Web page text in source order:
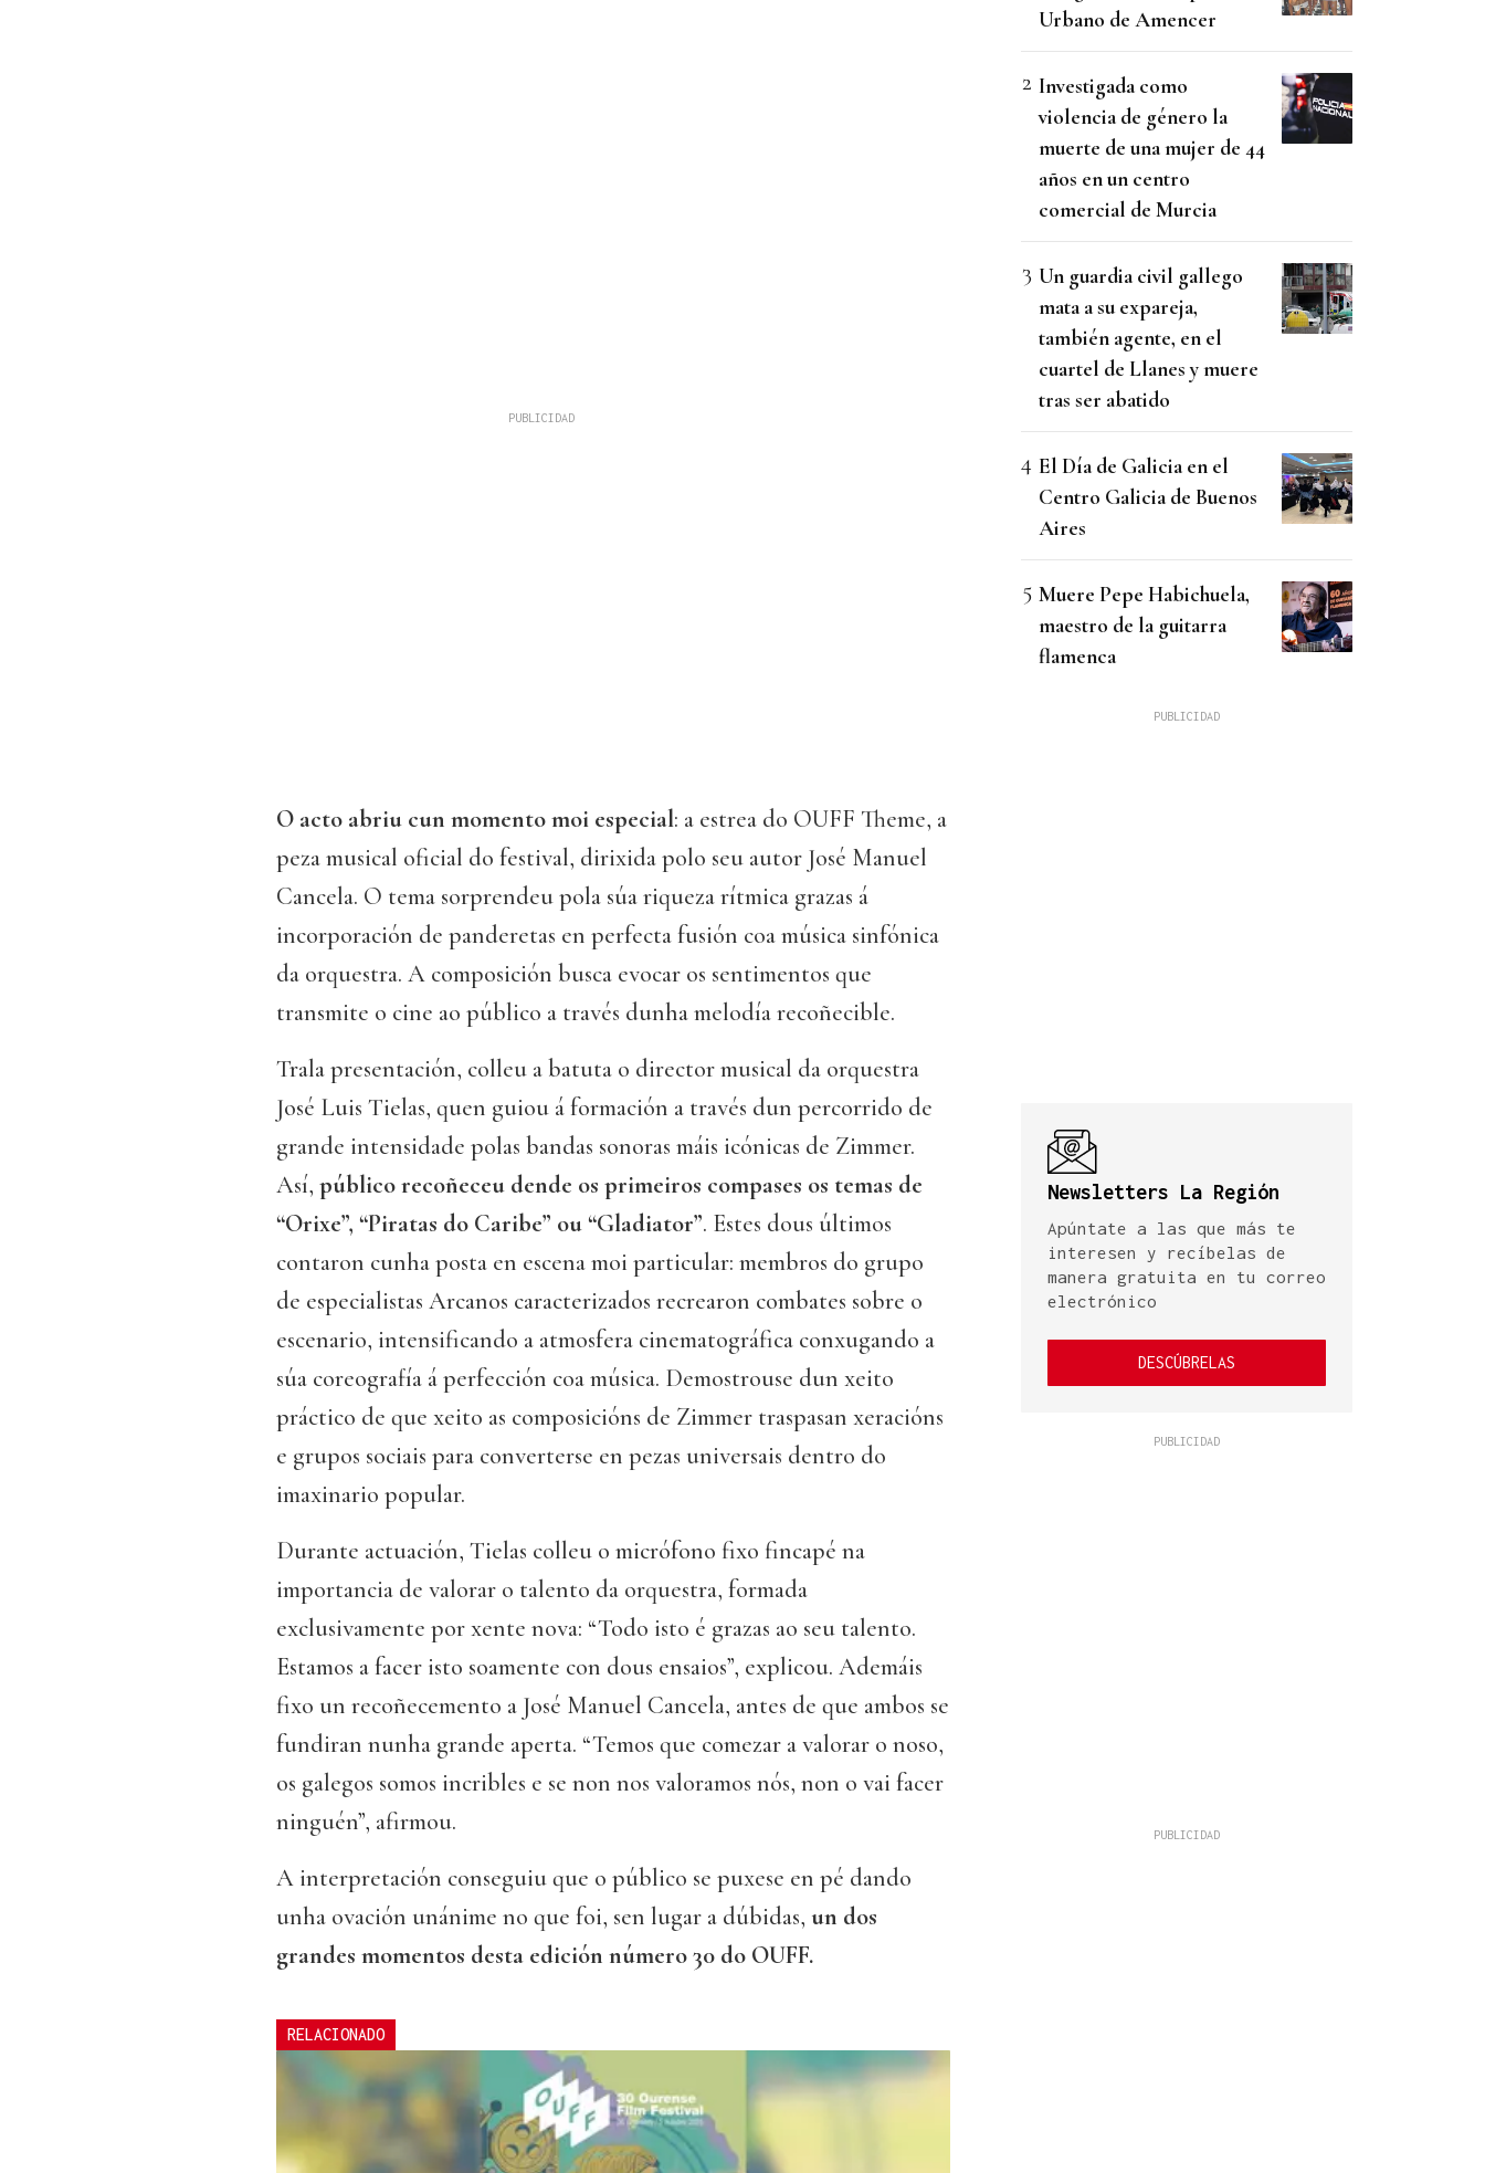
O acto abriu cun momento moi especial: a estrea do OUFF Theme, a
peza musical oficial do festival, dirixida polo seu autor José Manuel
Cancela. O tema sorprendeu pola súa riqueza rítmica grazas á
incorporación de panderetas en perfecta fusión coa música sinfónica
da orquestra. A composición busca evocar os sentimentos que
transmite o cine ao público a través dunha melodía recoñecible.
Trala presentación, colleu a batuta o director musical da orquestra
José Luis Tielas, quen guiou á formación a través dun percorrido de
grande intensidade polas bandas sonoras máis icónicas de Zimmer.
Así, público recoñeceu dende os primeiros compases os temas de
“Orixe”, “Piratas do Caribe” ou “Gladiator”. Estes dous últimos
contaron cunha posta en escena moi particular: membros do grupo
de especialistas Arcanos caracterizados recrearon combates sobre o
escenario, intensificando a atmosfera cinematográfica conxugando a
súa coreografía á perfección coa música. Demostrouse dun xeito
práctico de que xeito as composicións de Zimmer traspasan xeracións
e grupos sociais para converterse en pezas universais dentro do
imaxinario popular.
Durante actuación, Tielas colleu o micrófono fixo fincapé na
importancia de valorar o talento da orquestra, formada
exclusivamente por xente nova: “Todo isto é grazas ao seu talento.
Estamos a facer isto soamente con dous ensaios”, explicou. Ademáis
fixo un recoñecemento a José Manuel Cancela, antes de que ambos se
fundiran nunha grande aperta. “Temos que comezar a valorar o noso,
os galegos somos incribles e se non nos valoramos nós, non o vai facer
ninguén”, afirmou.
A interpretación conseguiu que o público se puxese en pé dando
unha ovación unánime no que foi, sen lugar a dúbidas, un dos
grandes momentos desta edición número 30 do OUFF.
RELACIONADO
Urbano de Amencer
Investigada como
violencia de género la
muerte de una mujer de 44
años en un centro
comercial de Murcia
Un guardia civil gallego
mata a su expareja,
también agente, en el
cuartel de Llanes y muere
tras ser abatido
El Día de Galicia en el
Centro Galicia de Buenos
Aires
Muere Pepe Habichuela,
maestro de la guitarra
flamenca
Newsletters La Región
Apúntate a las que más te
interesen y recíbelas de
manera gratuita en tu correo
electrónico
DESCÚBRELAS